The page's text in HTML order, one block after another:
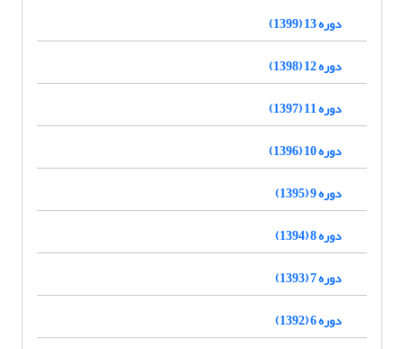
دوره 13 (1399)
دوره 12 (1398)
دوره 11 (1397)
دوره 10 (1396)
دوره 9 (1395)
دوره 8 (1394)
دوره 7 (1393)
دوره 6 (1392)